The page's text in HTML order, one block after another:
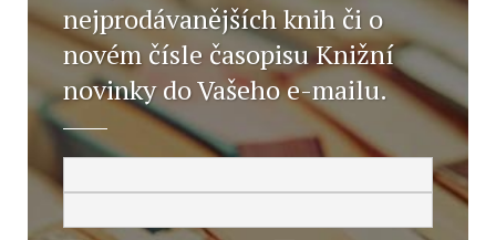
nejprodávanějších knih či o
novém čísle časopisu Knižní
novinky do Vašeho e-mailu.